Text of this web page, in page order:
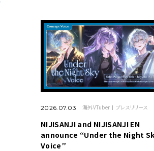
2026.07.03 海外VTuber プレスリリース
NIJISANJI and NIJISANJI EN
announce “Under the Night
Voice”